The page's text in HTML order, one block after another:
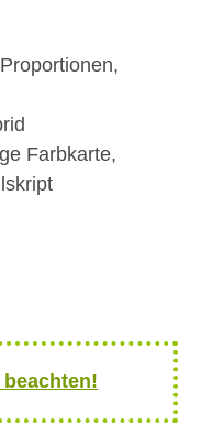
Farbkarte,
beachten!